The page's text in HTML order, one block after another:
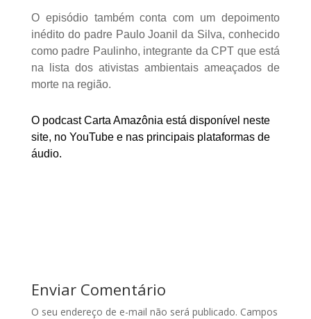
O episódio também conta com um depoimento
inédito do padre Paulo Joanil da Silva, conhecido
como padre Paulinho, integrante da CPT que está
na lista dos ativistas ambientais ameaçados de
morte na região.
O podcast Carta Amazônia está disponível neste
site, no YouTube e nas principais plataformas de
áudio.
Enviar Comentário
O seu endereço de e-mail não será publicado. Campos